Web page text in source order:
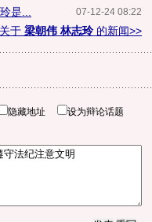
07-12-24 08:22
是...
于 梁朝伟 林志玲的新闻>>
隐藏地址 设为辩论话题